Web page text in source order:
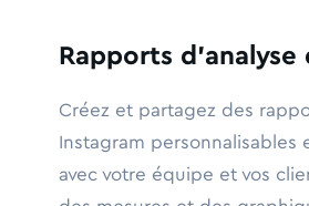
Rapports d'analyse
Créez et partagez des
Instagram personnalisables
avec votre équipe et vos